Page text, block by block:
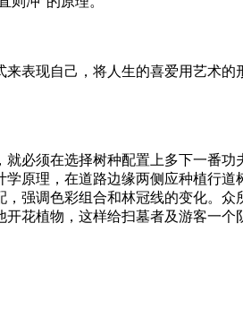
表现自己，将人生的喜爱用艺术的
必须在选择树种配置上多下一番功
原理，在道路边缘两侧应种植行道
强调色彩组合和林冠线的变化。众
花植物，这样给扫墓者及游客一个